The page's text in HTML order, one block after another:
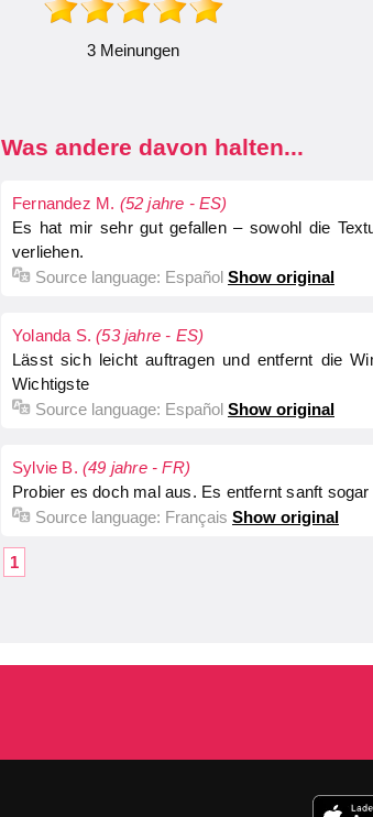
3 Meinungen
Was andere davon halten...
Fernandez M. (52 jahre - ES)
Es hat mir sehr gut gefallen – sowohl die
verliehen.
Source language: Español Show original
Yolanda S.(53 jahre - ES)
Lässt sich leicht auftragen und entfernt die
Wichtigste
Source language: Español Show original
Sylvie B. (49 jahre - FR)
Probier es doch mal aus. Es entfernt sanft
Source language: Français Show original
1